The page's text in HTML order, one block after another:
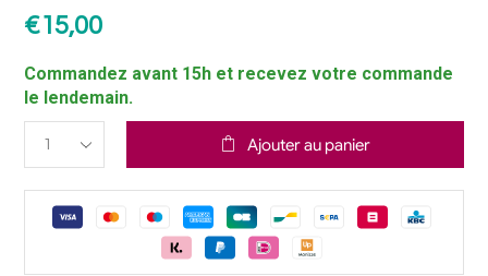
€15,00
Commandez avant 15h et recevez votre commande
le lendemain.
Ajouter au panier